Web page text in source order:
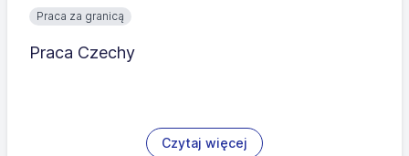
Praca za granicą
Praca Czechy
Czytaj więcej